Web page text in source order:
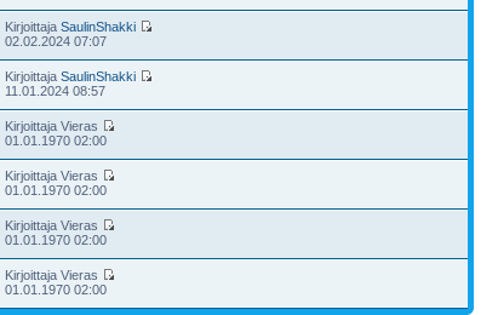
KirjoittajaSaulinShakki
02.02.2024 07:07
KirjoittajaSaulinShakki
11.01.2024 08:57
Kirjoittaja Vieras
01.01.1970 02:00
Kirjoittaja Vieras
01.01.1970 02:00
Kirjoittaja Vieras
01.01.1970 02:00
Kirjoittaja Vieras
01.01.1970 02:00